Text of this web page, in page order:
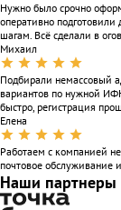
Нужно было срочно
оперативно
шагам. Всё сделали в
Михаил
Подбирали немассовый
вариантов по нужной
быстро, регистрация
Елена
Работаем с компанией
почтовое обслуживание
Наши партнеры